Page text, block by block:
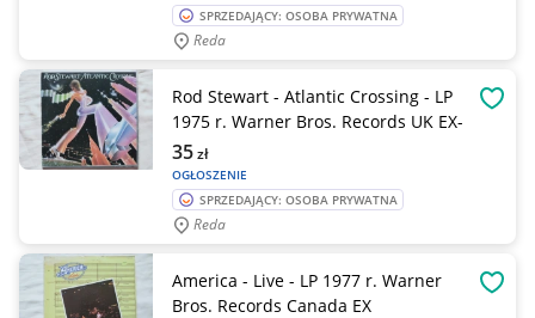
SPRZEDAJĄCY: OSOBA PRYWATNA
Reda
Rod Stewart - Atlantic Crossing - LP
1975 r. Warner Bros. Records UK EX-
OGŁOSZENIE
35zł
SPRZEDAJĄCY: OSOBA PRYWATNA
Reda
America - Live - LP 1977 r. Warner
Bros. Records Canada EX